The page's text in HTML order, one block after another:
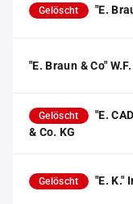
Gelöscht "E.
"E. Braun & Co"
Gelöscht
"E.
& Co. KG
Gelöscht "E. K."